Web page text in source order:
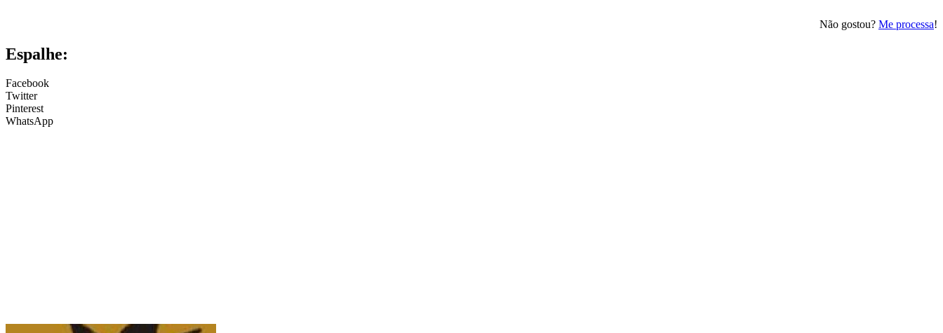
Não gostou? Me processa!
Espalhe:
Facebook
Twitter
Pinterest
WhatsApp